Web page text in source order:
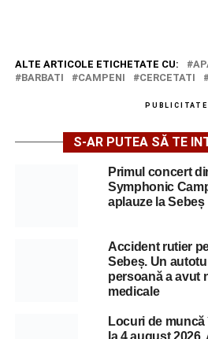
ALTE ARTICOLE ETICHETATE CU:
BARBATI
CAMPENI CERCETATI
PUBLICITATE
S-AR PUTEA SĂ TE
Primul concert
Symphonic
aplauze la Sebeș
Accident rutier
Sebeș. Un
persoană a avut
medicale
Locuri de
la 4 august